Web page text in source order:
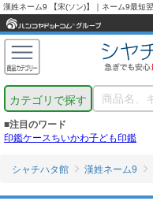
カテゴリで探す
■注目のワード
印鑑ケースちいかわ子ども印鑑
シャチハタ館 漢姓ネーム9